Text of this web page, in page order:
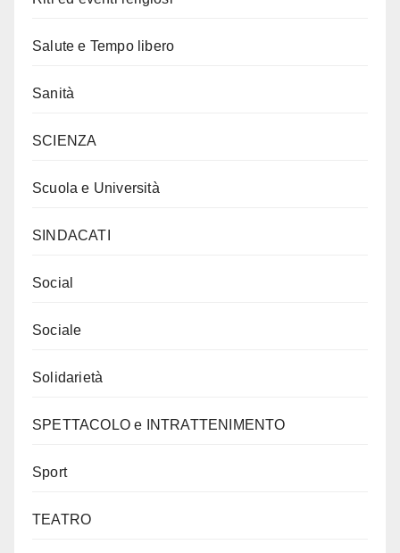
Salute e Tempo libero
Sanità
SCIENZA
Scuola e Università
SINDACATI
Social
Sociale
Solidarietà
SPETTACOLO e INTRATTENIMENTO
Sport
TEATRO